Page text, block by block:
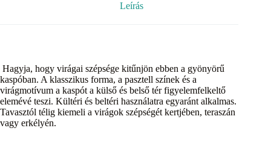
Leírás
Hagyja, hogy virágai szépsége kitűnjön ebben a gyönyörű
kaspóban. A klasszikus forma, a pasztell színek és a
virágmotívum a kaspót a külső és belső tér figyelemfelkeltő
elemévé teszi. Kültéri és beltéri használatra egyaránt alkalmas.
Tavasztól télig kiemeli a virágok szépségét kertjében, teraszán
vagy erkélyén.